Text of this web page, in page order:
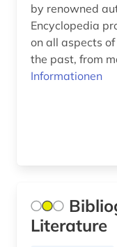
by renowned
Encyclopedia
on all aspects
the past, from
Informationen
Literature